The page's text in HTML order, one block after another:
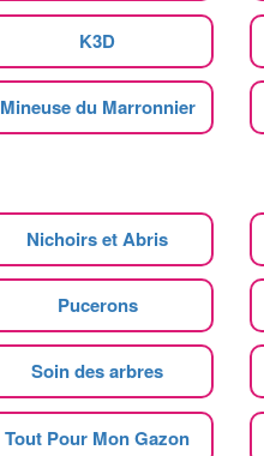
K3D
Mineuse du Marronnier
Nichoirs et Abris
Pucerons
Soin des arbres
Tout Pour Mon Gazon